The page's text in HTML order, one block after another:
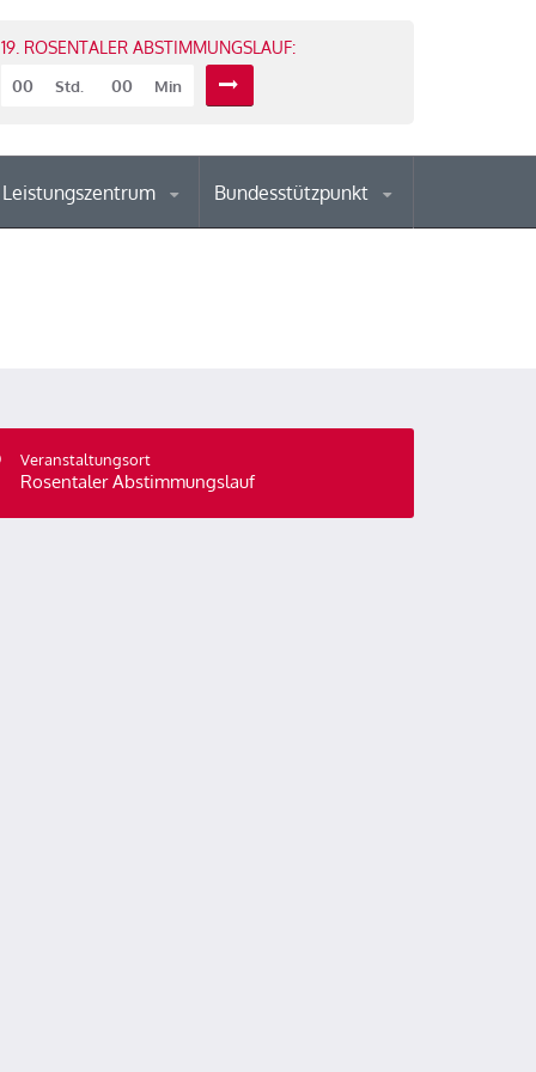
19. ROSENTALER ABSTIMMUNGSLAUF:
00
Std. 00 Min
Leistungszentrum Bundesstützpunkt
Veranstaltungsort
Rosentaler Abstimmungslauf